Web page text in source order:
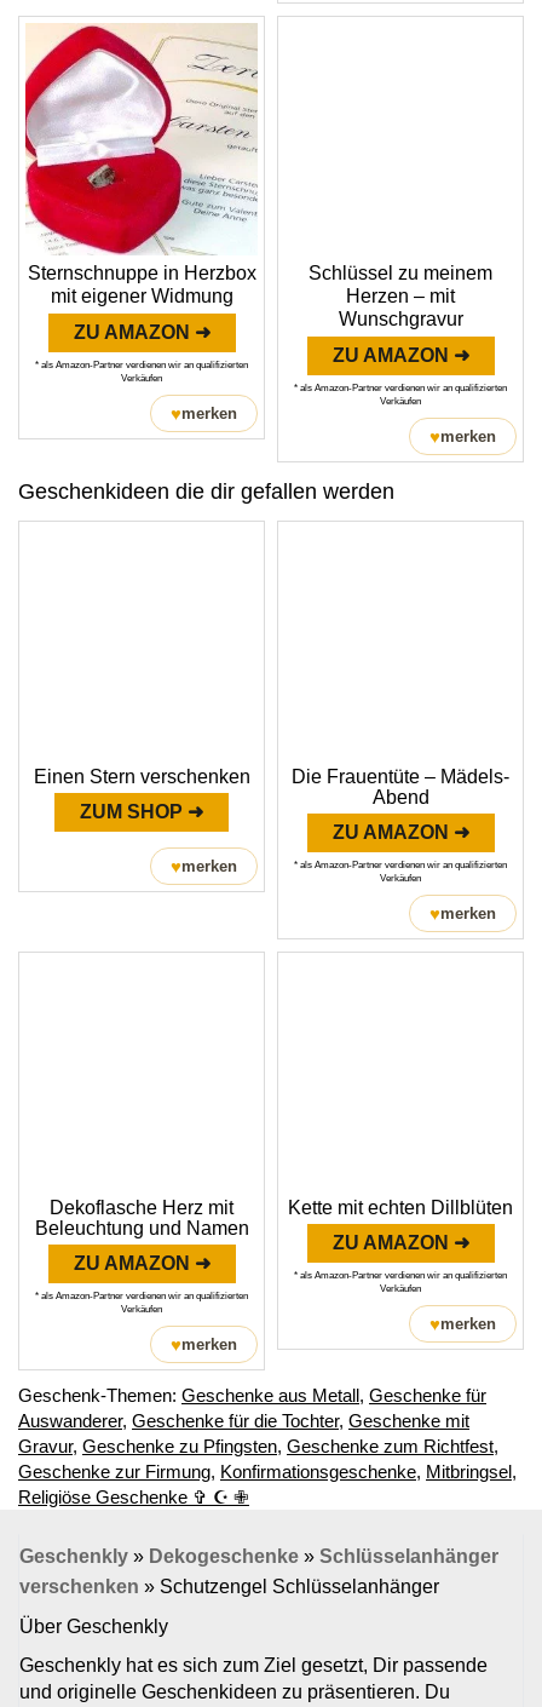
Sternschnuppe in Herzbox
mit eigener Widmung
ZU AMAZON ➜
* als Amazon-Partner verdienen wir an qualifizierten
Verkäufen
♥merken
Schlüssel zu meinem
Herzen – mit
Wunschgravur
ZU AMAZON ➜
* als Amazon-Partner verdienen wir an qualifizierten
Verkäufen
♥merken
Geschenkideen die dir gefallen werden
Einen Stern verschenken
ZUM SHOP ➜
♥merken
Die Frauentüte – Mädels-
Abend
ZU AMAZON ➜
* als Amazon-Partner verdienen wir an qualifizierten
Verkäufen
♥merken
Dekoflasche Herz mit
Beleuchtung und Namen
ZU AMAZON ➜
* als Amazon-Partner verdienen wir an qualifizierten
Verkäufen
♥merken
Kette mit echten Dillblüten
ZU AMAZON ➜
* als Amazon-Partner verdienen wir an qualifizierten
Verkäufen
♥merken
Geschenk-Themen: Geschenke aus Metall, Geschenke für
Auswanderer, Geschenke für die Tochter, Geschenke mit
Gravur, Geschenke zu Pfingsten, Geschenke zum Richtfest,
Geschenke zur Firmung, Konfirmationsgeschenke, Mitbringsel,
Religiöse Geschenke ✞ ☪ ✙
Geschenkly » Dekogeschenke » Schlüsselanhänger
verschenken » Schutzengel Schlüsselanhänger
Über Geschenkly
Geschenkly hat es sich zum Ziel gesetzt, Dir passende
und originelle Geschenkideen zu präsentieren. Du